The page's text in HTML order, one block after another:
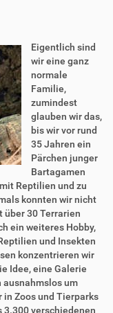
Eigentlich sind
wir eine ganz
normale
Familie,
zumindest
glauben wir das,
bis wir vor rund
35 Jahren ein
Pärchen junger
Bartagamen
Reptilien und zu
konnten wir nicht
über 30 Terrarien
ein weiteres Hobby,
und Insekten
konzentrieren wir
Idee, eine Galerie
ausnahmslos um
in Zoos und Tierparks
3.300 verschiedenen